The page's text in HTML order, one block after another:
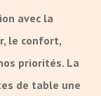
avec la
le confort,
priorités. La
de table une